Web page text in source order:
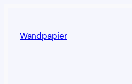
springen
Wandpapier